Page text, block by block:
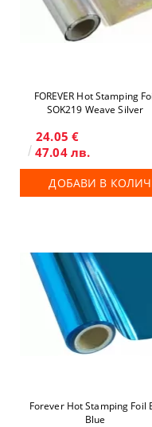
FOREVER Hot Stamping
SOK219 Weave Silver
24.05 €
47.04 лв.
ДОБАВИ В
Forever Hot Stamping Foil
Blue